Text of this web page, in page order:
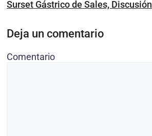
Surset Gástrico de Sales, Discusión
Deja un comentario
Comentario